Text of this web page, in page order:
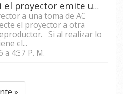
¿Qué hacer si el proyector emite un ruido agudo?
a una toma de AC
el proyector a otra
Si al realizar lo
el...
a 4:37 P. M.
»